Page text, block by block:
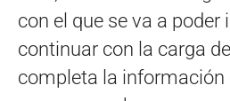
con el que se va a poder
continuar con la carga
completa la información